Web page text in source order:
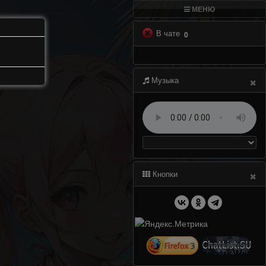
МЕНЮ
В чате 0
Музыка ×
Кнопки ×